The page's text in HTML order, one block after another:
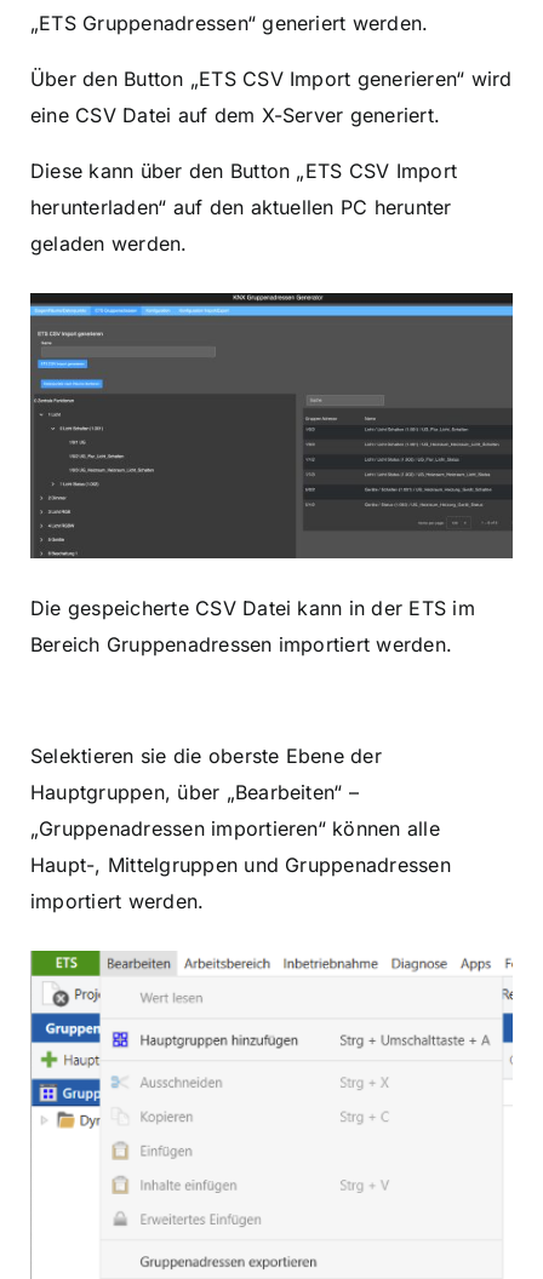
„ETS Gruppenadressen“ generiert werden.
Über den Button „ETS CSV Import generieren“ wird
eine CSV Datei auf dem X-Server generiert.
Diese kann über den Button „ETS CSV Import
herunterladen“ auf den aktuellen PC herunter
geladen werden.
Die gespeicherte CSV Datei kann in der ETS im
Bereich Gruppenadressen importiert werden.
Selektieren sie die oberste Ebene der
Hauptgruppen, über „Bearbeiten“ –
„Gruppenadressen importieren“ können alle
Haupt-, Mittelgruppen und Gruppenadressen
importiert werden.